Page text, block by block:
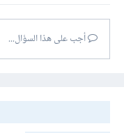
أجب على هذا السؤال...